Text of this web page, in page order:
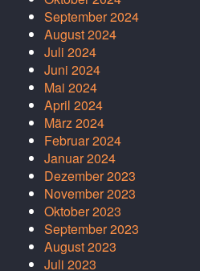
September 2024
August 2024
Juli 2024
Juni 2024
Mai 2024
April 2024
März 2024
Februar 2024
Januar 2024
Dezember 2023
November 2023
Oktober 2023
September 2023
August 2023
Juli 2023